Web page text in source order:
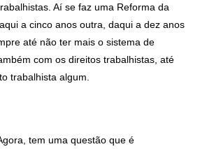
Aí se faz uma Reforma da
a cinco anos outra, daqui a dez anos
até não ter mais o sistema de
com os direitos trabalhistas, até
trabalhista algum.
tem uma questão que é